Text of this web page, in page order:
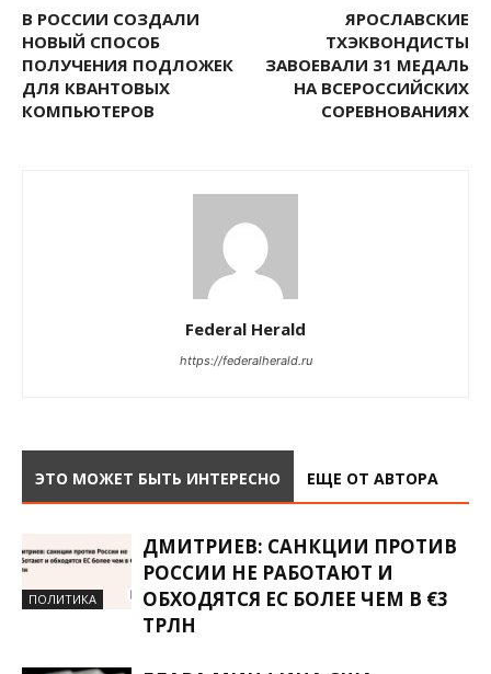
В РОССИИ СОЗДАЛИ
НОВЫЙ СПОСОБ
ПОЛУЧЕНИЯ ПОДЛОЖЕК
ДЛЯ КВАНТОВЫХ
КОМПЬЮТЕРОВ
ЯРОСЛАВСКИЕ
ТХЭКВОНДИСТЫ
ЗАВОЕВАЛИ 31 МЕДАЛЬ
НА ВСЕРОССИЙСКИХ
СОРЕВНОВАНИЯХ
Federal Herald
https://federalherald.ru
ЭТО МОЖЕТ БЫТЬ ИНТЕРЕСНО ЕЩЕ ОТ АВТОРА
ПОЛИТИКА
ДМИТРИЕВ: САНКЦИИ ПРОТИВ
РОССИИ НЕ РАБОТАЮТ И
ОБХОДЯТСЯ ЕС БОЛЕЕ ЧЕМ В €3
ТРЛН